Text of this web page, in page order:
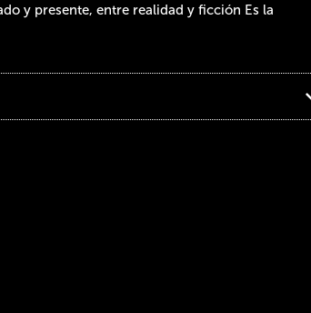
y presente, entre realidad y ficción Es la